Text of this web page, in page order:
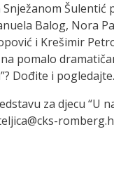
Balog, Nora
i Krešimir
pomalo
Dođite i pogledajte.
za djecu